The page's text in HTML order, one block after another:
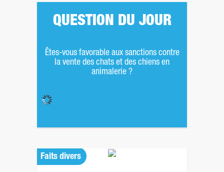
QUESTION DU JOUR
Êtes-vous favorable aux sanctions contre
la vente des chats et des chiens en
animalerie ?
Faits divers